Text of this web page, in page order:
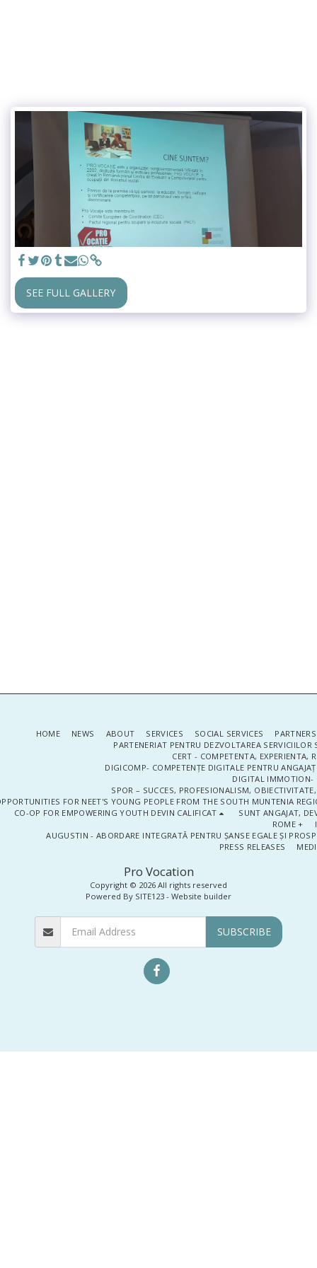
SEE FULL GALLERY
Pro Vocation
Copyright © 2026 All rights reserved
Powered By SITE123 - Website builder
HOME NEWS ABOUT SERVICES SOCIAL SERVICES
PARTENERIAT PENTRU DEZVOLTAREA SERVICIILOR
CERT - COMPETENTA, EXPERIENTA,
DIGICOMP- COMPETENȚE DIGITALE PENTRU
DIGITAL IMMOTION-
SPOR – SUCCES, PROFESIONALISM,
FOR NEET'S YOUNG PEOPLE FROM THE SOUTH MUNTENIA
CO-OP FOR EMPOWERING YOUTH DEVIN CALIFICAT
SUNT ANGAJAT,
ROME +
AUGUSTIN - ABORDARE INTEGRATĂ PENTRU ȘANSE EGALE ȘI
PRESS RELEASES
SUBSCRIBE